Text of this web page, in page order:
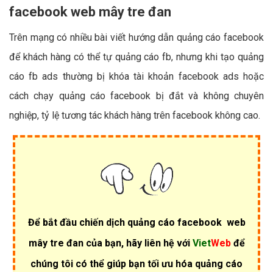
facebook web mây tre đan
Trên mạng có nhiều bài viết hướng dẫn quảng cáo facebook
để khách hàng có thể tự quảng cáo fb, nhưng khi tạo quảng
cáo fb ads thường bị khóa tài khoản facebook ads hoặc
cách chạy quảng cáo facebook bị đắt và không chuyên
nghiệp, tỷ lệ tương tác khách hàng trên facebook không cao.
Để bắt đầu chiến dịch quảng cáo facebook web
mây tre đan của bạn, hãy liên hệ với VietWebđể
chúng tôi có thể giúp bạn tối ưu hóa quảng cáo